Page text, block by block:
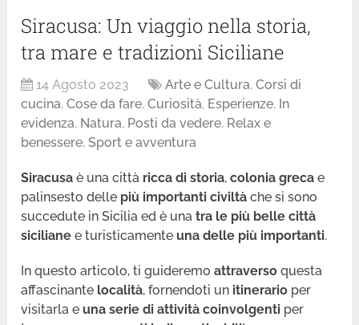
Siracusa: Un viaggio nella storia,
tra mare e tradizioni Siciliane
14 Agosto 2023 Arte e Cultura,Corsi di
cucina,Cose da fare,Curiosità, Esperienze, In
evidenza, Natura, Posti da vedere, Relax e
benessere,Sport e avventura
Siracusa è una città ricca di storia,colonia greca e
palinsesto delle più importanti civiltà che si sono
succedute in Sicilia ed è unatra le più belle città
siciliane e turisticamente una delle più importanti.
In questo articolo, ti guideremoattraverso questa
affascinante località, fornendoti un itinerario per
visitarla e una serie di attività coinvolgenti per